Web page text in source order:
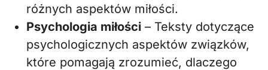
różnych aspektów miłości.
Psychologia miłości – Teksty dotyczące
psychologicznych aspektów związków,
które pomagają zrozumieć, dlaczego